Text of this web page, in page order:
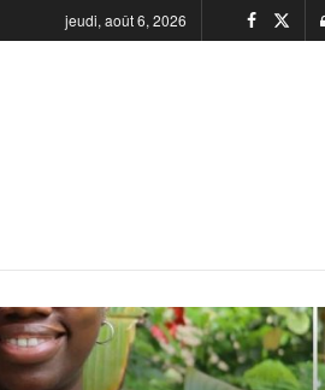
jeudi, août 6, 2026